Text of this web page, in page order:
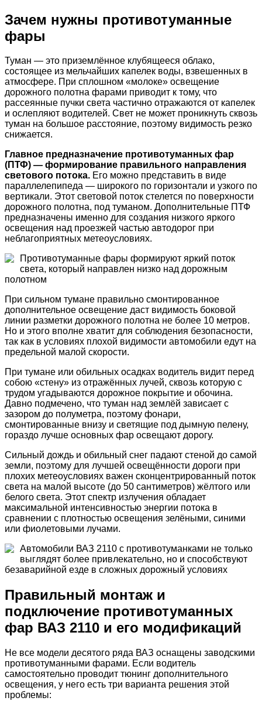
Зачем нужны противотуманные
фары
Туман — это приземлённое клубящееся облако,
состоящее из мельчайших капелек воды, взвешенных в
атмосфере. При сплошном «молоке» освещение
дорожного полотна фарами приводит к тому, что
рассеянные пучки света частично отражаются от капелек
и ослепляют водителей. Свет не может проникнуть сквозь
туман на большое расстояние, поэтому видимость резко
снижается.
Главное предназначение противотуманных фар
(ПТФ) — формирование правильного направления
светового потока. Его можно представить в виде
параллелепипеда — широкого по горизонтали и узкого по
вертикали. Этот световой поток стелется по поверхности
дорожного полотна, под туманом. Дополнительные ПТФ
предназначены именно для создания низкого яркого
освещения над проезжей частью автодорог при
неблагоприятных метеоусловиях.
Противотуманные фары формируют яркий поток
света, который направлен низко над дорожным
полотном
При сильном тумане правильно смонтированное
дополнительное освещение даст видимость боковой
линии разметки дорожного полотна не более 10 метров.
Но и этого вполне хватит для соблюдения безопасности,
так как в условиях плохой видимости автомобили едут на
предельной малой скорости.
При тумане или обильных осадках водитель видит перед
собою «стену» из отражённых лучей, сквозь которую с
трудом угадываются дорожное покрытие и обочина.
Давно подмечено, что туман над землёй зависает с
зазором до полуметра, поэтому фонари,
смонтированные внизу и светящие под дымную пелену,
гораздо лучше основных фар освещают дорогу.
Сильный дождь и обильный снег падают стеной до самой
земли, поэтому для лучшей освещённости дороги при
плохих метеоусловиях важен сконцентрированный поток
света на малой высоте (до 50 сантиметров) жёлтого или
белого света. Этот спектр излучения обладает
максимальной интенсивностью энергии потока в
сравнении с плотностью освещения зелёными, синими
или фиолетовыми лучами.
Автомобили ВАЗ 2110 с противотуманками не только
выглядят более привлекательно, но и способствуют
безаварийной езде в сложных дорожный условиях
Правильный монтаж и
подключение противотуманных
фар ВАЗ 2110 и его модификаций
Не все модели десятого ряда ВАЗ оснащены заводскими
противотуманными фарами. Если водитель
самостоятельно проводит тюнинг дополнительного
освещения, у него есть три варианта решения этой
проблемы: